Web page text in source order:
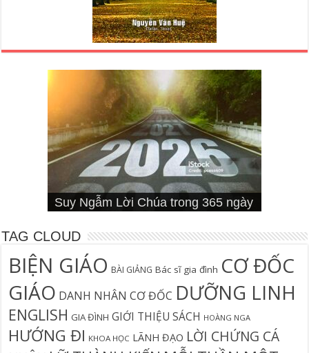
Suy Ngẫm Lời Chúa trong 365 ngày
Đối diện lương tâm
Thần học thay thế
Cơn Đại Nạn Và Hội Thánh (bản
hiệu đính)
Suy Ngẫm Lời Chúa 365 Ngày
Hội Thánh sẽ trải qua cơn đại nạn?
Câu Cá Và Đánh Lưới Người
4 Signs You Aren’t Walking In Your
Calling
Thiên Lộ Lịch Trình
Suy Ngẫm Tân Ước Với Warren W.
Wiersbe
TAG CLOUD
BIỆN GIÁO BÀI GIẢNG Bác sĩ gia đình CƠ ĐỐC
GIÁO DANH NHÂN CƠ ĐỐC DƯỠNG LINH
ENGLISH GIA ĐÌNH GIỚI THIỆU SÁCH HOÀNG NGA
HƯỚNG ĐI KHOA HỌC LÃNH ĐẠO LỜI CHỨNG CÁ